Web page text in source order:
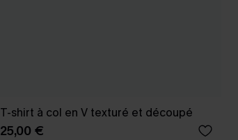
T-shirt à col en V texturé et découpé
25,00 €